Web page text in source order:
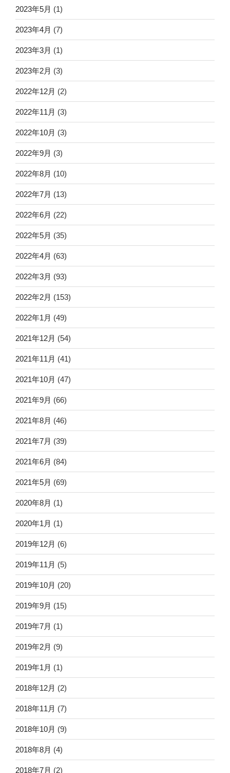
2023年5月 (1)
2023年4月 (7)
2023年3月 (1)
2023年2月 (3)
2022年12月 (2)
2022年11月 (3)
2022年10月 (3)
2022年9月 (3)
2022年8月 (10)
2022年7月 (13)
2022年6月 (22)
2022年5月 (35)
2022年4月 (63)
2022年3月 (93)
2022年2月 (153)
2022年1月 (49)
2021年12月 (54)
2021年11月 (41)
2021年10月 (47)
2021年9月 (66)
2021年8月 (46)
2021年7月 (39)
2021年6月 (84)
2021年5月 (69)
2020年8月 (1)
2020年1月 (1)
2019年12月 (6)
2019年11月 (5)
2019年10月 (20)
2019年9月 (15)
2019年7月 (1)
2019年2月 (9)
2019年1月 (1)
2018年12月 (2)
2018年11月 (7)
2018年10月 (9)
2018年8月 (4)
2018年7月 (2)